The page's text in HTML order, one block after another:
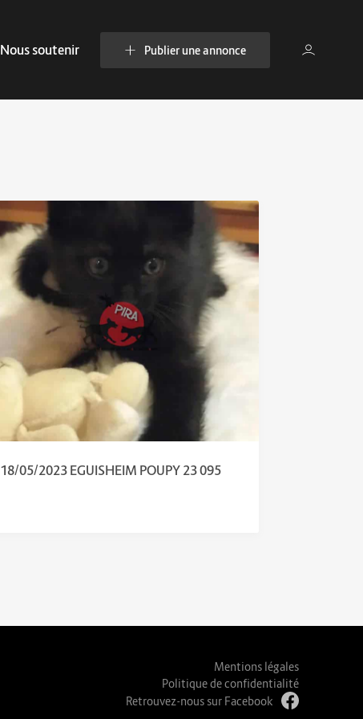
Nous soutenir Publier une annonce
18/05/2023 EGUISHEIM POUPY 23 095
Mentions légales
Politique de confidentialité
Retrouvez-nous sur Facebook